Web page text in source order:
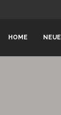
HOME